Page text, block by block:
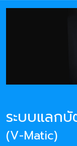
ระบบแลก
(V-Matic)